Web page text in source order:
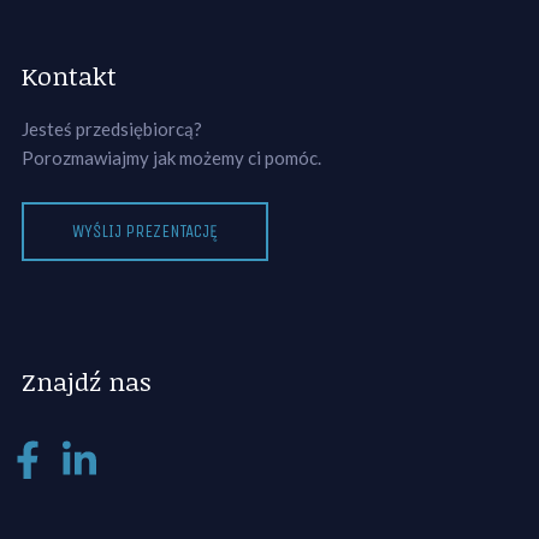
Kontakt
Jesteś przedsiębiorcą?
Porozmawiajmy jak możemy ci pomóc.
WYŚLIJ PREZENTACJĘ
Znajdź nas